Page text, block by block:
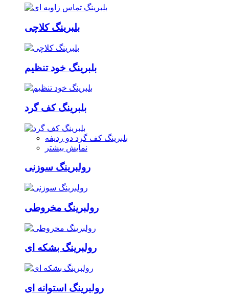
بلبرینگ کلاچی
بلبرینگ خود تنظیم
بلبرینگ کف گرد
بلبرینگ کف گرد دو ردیفه
نمایش بیشتر
رولبرینگ سوزنی
رولبرینگ مخروطی
رولبرینگ بشکه ای
رولبرینگ استوانه ای